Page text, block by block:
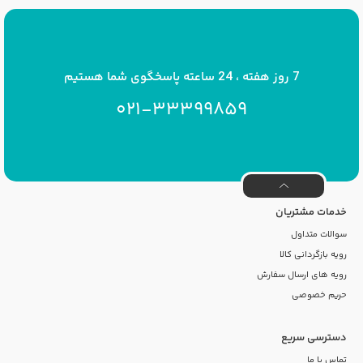
7 روز هفته ، 24 ساعته پاسخگوی شما هستیم
021-33399859
خدمات مشتریان
سوالات متداول
رویه بازگردانی کالا
رویه های ارسال سفارش
حریم خصوصی
دسترسی سریع
تماس با ما